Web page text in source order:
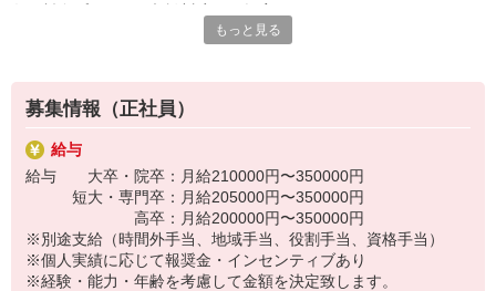
【選べるお仕事いろいろ】
事務、経理、データ入力、コールセンター、受付
▼工場・製造・軽作業系
機械/食品製造・梱包・仕分け・加工・組立・検査
▼美容系
眉毛サロンのアイブロウ・ネイリスト・エステ
▼営業・販売
法人営業・アパレル販売・個別指導塾・人材紹介
▼人気案件も多数♪
短期・期間限定・オープニング・官公庁案件
上場/優良/大手企業など
満足度◎
■携帯やインターネット販売業務
docomo(ドコモ)/au(エーユー)・KDDI/softbank(ソフトバンク)など
の大手キャリアから
ワイモバイル(Y!mobille)、楽天モバイル、UQなど格安スマホまで幅
人気のApple（アップル）店舗もございます！
もっと見る
募集情報（正社員）
給与
給与 大卒・院卒：月給210000円〜350000円
短大・専門卒：月給205000円〜350000円
高卒：月給200000円〜350000円
※別途支給（時間外手当、地域手当、役割手当、資格手当）
※個人実績に応じて報奨金・インセンティブあり
※経験・能力・年齢を考慮して金額を決定致します。